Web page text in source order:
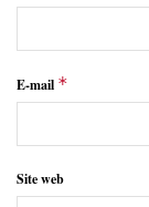
E-mail *
Site web